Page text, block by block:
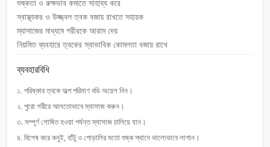
শুষ্কতা ও রুক্ষভাব কমাতে সাহায্য করে
স্বাস্থ্যকর ও উজ্জ্বল ত্বক বজায় রাখতে সহায়ক
ম্যাসাজের মাধ্যমে শরীরকে আরাম দেয়
নিয়মিত ব্যবহারে ত্বকের স্বাভাবিক কোমলতা বজায় রাখে
ব্যবহারবিধি
১. পরিষ্কার ত্বকে অল্প পরিমাণ বডি অয়েল নিন।
২. পুরো শরীরে আলতোভাবে ম্যাসাজ করুন।
৩. সম্পূর্ণ শোষিত হওয়া পর্যন্ত ম্যাসাজ চালিয়ে যান।
৪. বিশেষ করে কনুই, হাঁটু ও গোড়ালির মতো শুষ্ক স্থানে ভালোভাবে লাগান।